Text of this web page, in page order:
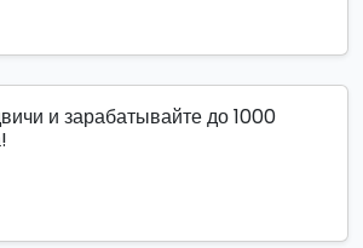
и зарабатывайте до 1000